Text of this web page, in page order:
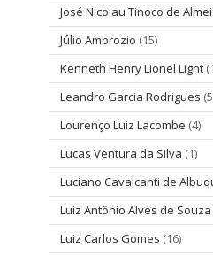
José Nicolau Tinoco de
Júlio Ambrozio (15)
Kenneth Henry Lionel Light
Leandro Garcia Rodrigues
Lourenço Luiz Lacombe (4)
Lucas Ventura da Silva (1)
Luciano Cavalcanti de
Luiz Antônio Alves de Souza
Luiz Carlos Gomes (16)